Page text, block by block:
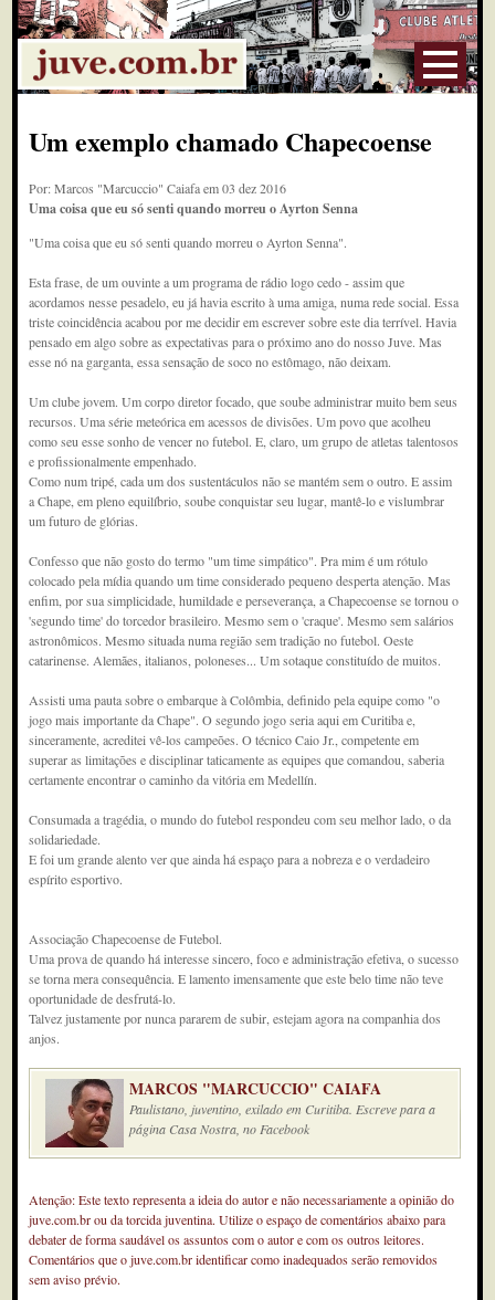
Um exemplo chamado Chapecoense
Por: Marcos "Marcuccio" Caiafa em 03 dez 2016
Uma coisa que eu só senti quando morreu o Ayrton Senna
"Uma coisa que eu só senti quando morreu o Ayrton Senna".
Esta frase, de um ouvinte a um programa de rádio logo cedo - assim que
acordamos nesse pesadelo, eu já havia escrito à uma amiga, numa rede social. Essa
triste coincidência acabou por me decidir em escrever sobre este dia terrível. Havia
pensado em algo sobre as expectativas para o próximo ano do nosso Juve. Mas
esse nó na garganta, essa sensação de soco no estômago, não deixam.
Um clube jovem. Um corpo diretor focado, que soube administrar muito bem seus
recursos. Uma série meteórica em acessos de divisões. Um povo que acolheu
como seu esse sonho de vencer no futebol. E, claro, um grupo de atletas talentosos
e profissionalmente empenhado.
Como num tripé, cada um dos sustentáculos não se mantém sem o outro. E assim
a Chape, em pleno equilíbrio, soube conquistar seu lugar, mantê-lo e vislumbrar
um futuro de glórias.
Confesso que não gosto do termo "um time simpático". Pra mim é um rótulo
colocado pela mídia quando um time considerado pequeno desperta atenção. Mas
enfim, por sua simplicidade, humildade e perseverança, a Chapecoense se tornou o
'segundo time' do torcedor brasileiro. Mesmo sem o 'craque'. Mesmo sem salários
astronômicos. Mesmo situada numa região sem tradição no futebol. Oeste
catarinense. Alemães, italianos, poloneses... Um sotaque constituído de muitos.
Assisti uma pauta sobre o embarque à Colômbia, definido pela equipe como "o
jogo mais importante da Chape". O segundo jogo seria aqui em Curitiba e,
sinceramente, acreditei vê-los campeões. O técnico Caio Jr., competente em
superar as limitações e disciplinar taticamente as equipes que comandou, saberia
certamente encontrar o caminho da vitória em Medellín.
Consumada a tragédia, o mundo do futebol respondeu com seu melhor lado, o da
solidariedade.
E foi um grande alento ver que ainda há espaço para a nobreza e o verdadeiro
espírito esportivo.
Associação Chapecoense de Futebol.
Uma prova de quando há interesse sincero, foco e administração efetiva, o sucesso
se torna mera consequência. E lamento imensamente que este belo time não teve
oportunidade de desfrutá-lo.
Talvez justamente por nunca pararem de subir, estejam agora na companhia dos
anjos.
MARCOS "MARCUCCIO" CAIAFA
Paulistano, juventino, exilado em Curitiba. Escreve para a
página Casa Nostra, no Facebook
Atenção: Este texto representa a ideia do autor e não necessariamente a opinião do
juve.com.br ou da torcida juventina. Utilize o espaço de comentários abaixo para
debater de forma saudável os assuntos com o autor e com os outros leitores.
Comentários que o juve.com.br identificar como inadequados serão removidos
sem aviso prévio.